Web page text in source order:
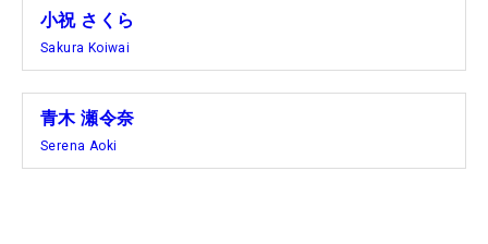
小祝 さくら
Sakura Koiwai
青木 瀬令奈
Serena Aoki